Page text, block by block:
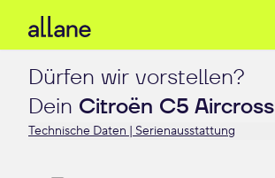
Dürfen wir vorstellen?
Dein Citroën C5 Aircross
Technische Daten | Serienausstattung